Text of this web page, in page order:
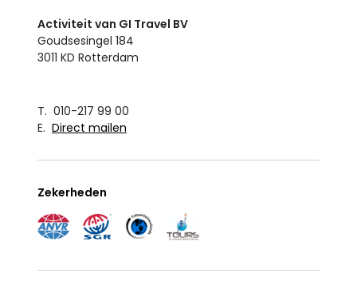
Activiteit van GI Travel BV
Goudsesingel 184
3011 KD Rotterdam
T. 010-217 99 00
E. Direct mailen
Zekerheden